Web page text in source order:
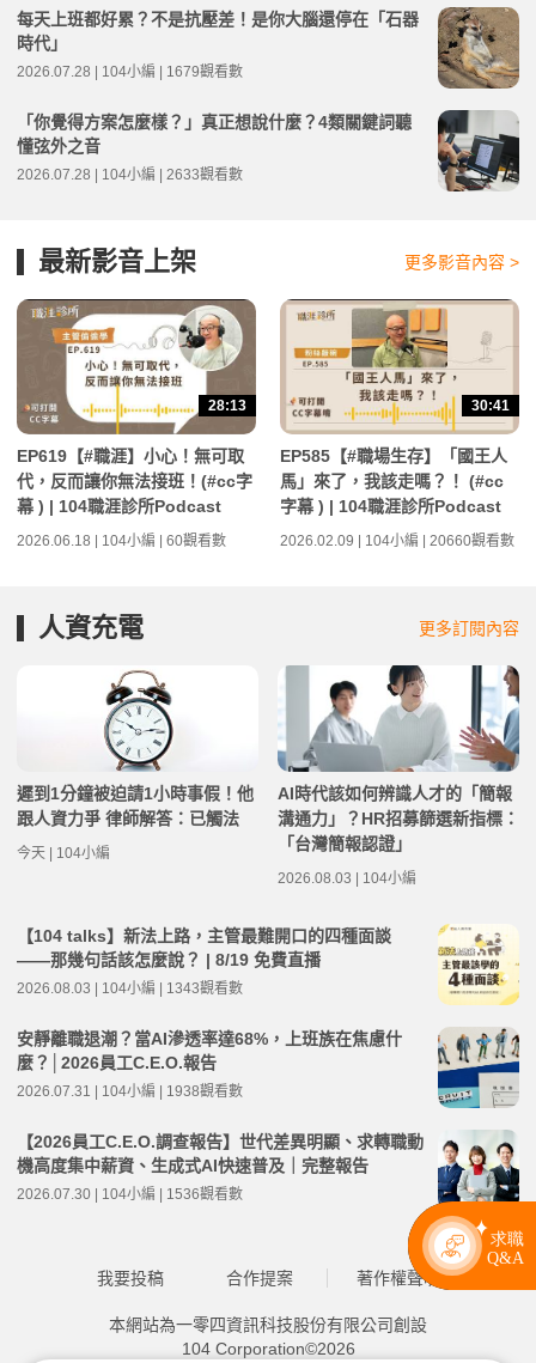
每天上班都好累？不是抗壓差！是你大腦還停在「石器
時代」
2026.07.28 | 104小編 | 1679觀看數
「你覺得方案怎麼樣？」真正想說什麼？4類關鍵詞聽
懂弦外之音
2026.07.28 | 104小編 | 2633觀看數
最新影音上架 更多影音內容 >
28:13
EP619【#職涯】小心！無可取
代，反而讓你無法接班！(#cc字
幕 ) | 104職涯診所Podcast
2026.06.18 | 104小編 | 60觀看數
30:41
EP585【#職場生存】「國王人
馬」來了，我該走嗎？！ (#cc
字幕 ) | 104職涯診所Podcast
2026.02.09 | 104小編 | 20660觀看數
人資充電 更多訂閱內容
遲到1分鐘被迫請1小時事假！他
跟人資力爭 律師解答：已觸法
今天 | 104小編
AI時代該如何辨識人才的「簡報
溝通力」？HR招募篩選新指標：
「台灣簡報認證」
2026.08.03 | 104小編
【104 talks】新法上路，主管最難開口的四種面談
——那幾句話該怎麼說？ | 8/19 免費直播
2026.08.03 | 104小編 | 1343觀看數
安靜離職退潮？當AI滲透率達68%，上班族在焦慮什
麼？│2026員工C.E.O.報告
2026.07.31 | 104小編 | 1938觀看數
【2026員工C.E.O.調查報告】世代差異明顯、求轉職動
機高度集中薪資、生成式AI快速普及｜完整報告
2026.07.30 | 104小編 | 1536觀看數
我要投稿 合作提案 著作權聲明
本網站為一零四資訊科技股份有限公司創設
104 Corporation©2026